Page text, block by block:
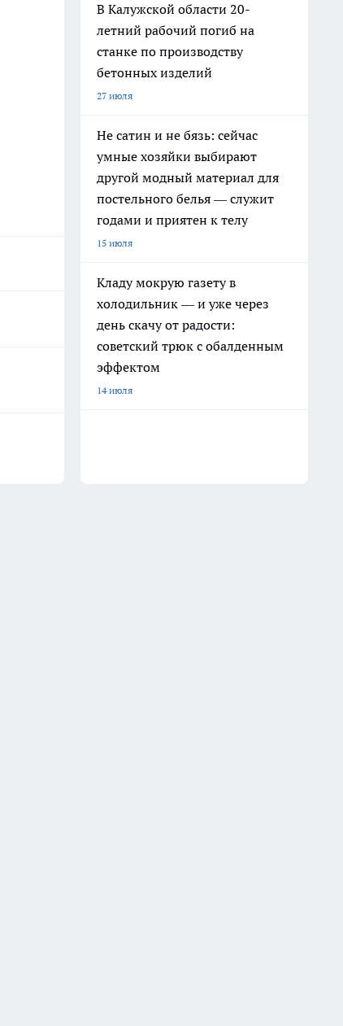
В Калужской области 20-
летний рабочий погиб на
станке по производству
бетонных изделий
27 июля
Не сатин и не бязь: сейчас
умные хозяйки выбирают
другой модный материал для
постельного белья — служит
годами и приятен к телу
15 июля
Кладу мокрую газету в
холодильник — и уже через
день скачу от радости:
советский трюк с обалденным
эффектом
14 июля